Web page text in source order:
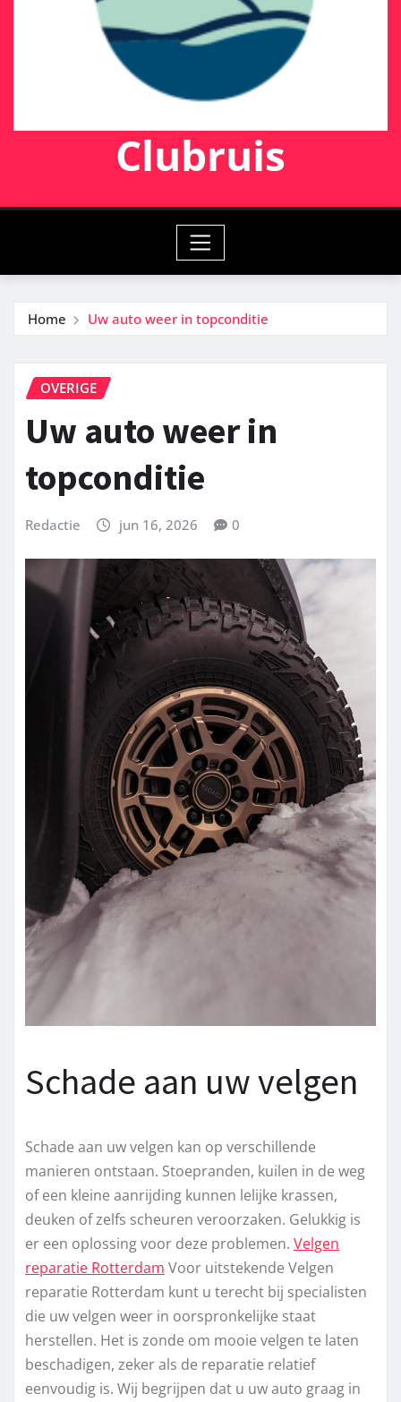
Clubruis
Home Uw auto weer in topconditie
OVERIGE
Uw auto weer in
topconditie
Redactie jun 16, 2026 0
Schade aan uw velgen
Schade aan uw velgen kan op verschillende
manieren ontstaan. Stoepranden, kuilen in de weg
of een kleine aanrijding kunnen lelijke krassen,
deuken of zelfs scheuren veroorzaken. Gelukkig is
er een oplossing voor deze problemen. Velgen
reparatie Rotterdam Voor uitstekende Velgen
reparatie Rotterdam kunt u terecht bij specialisten
die uw velgen weer in oorspronkelijke staat
herstellen. Het is zonde om mooie velgen te laten
beschadigen, zeker als de reparatie relatief
eenvoudig is. Wij begrijpen dat u uw auto graag in